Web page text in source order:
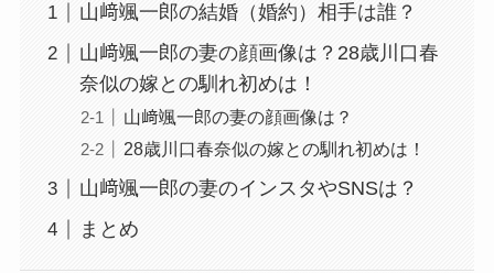
山﨑颯一郎の結婚（婚約）相手は誰？
山﨑颯一郎の妻の顔画像は？28歳川口春
奈似の嫁との馴れ初めは！
山﨑颯一郎の妻の顔画像は？
28歳川口春奈似の嫁との馴れ初めは！
山﨑颯一郎の妻のインスタやSNSは？
まとめ